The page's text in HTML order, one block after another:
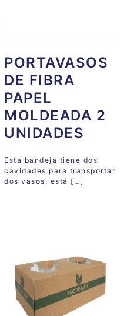
PORTAVASOS
DE FIBRA
PAPEL
MOLDEADA 2
UNIDADES
Esta bandeja tiene dos
cavidades para transportar
dos vasos, está […]